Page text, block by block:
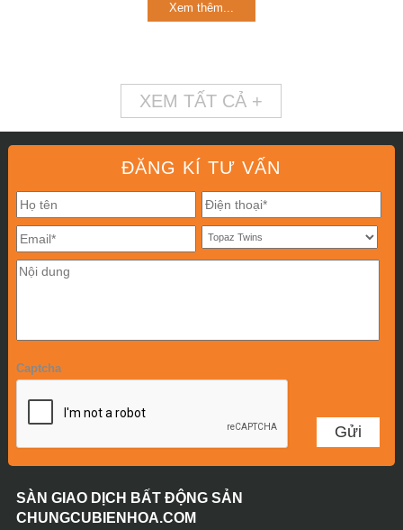
Xem thêm...
XEM TẤT CẢ +
ĐĂNG KÍ TƯ VẤN
Captcha
SÀN GIAO DỊCH BẤT ĐỘNG SẢN
CHUNGCUBIENHOA.COM